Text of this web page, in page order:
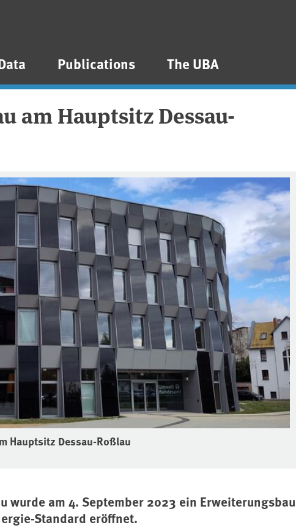
Publications The UBA
am Hauptsitz Dessau-
Hauptsitz Dessau-Roßlau
wurde am 4. September 2023 ein Erweiterungsbau
Standard eröffnet.